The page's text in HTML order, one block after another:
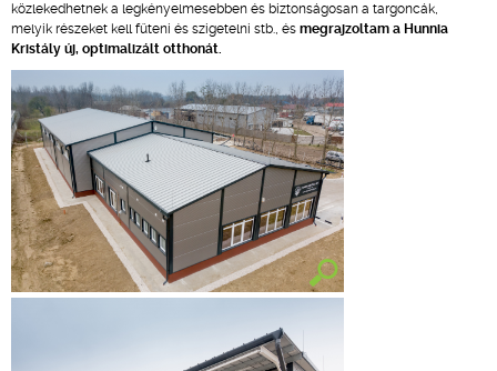
közlekedhetnek a legkényelmesebben és biztonságosan a targoncák,
melyik részeket kell fűteni és szigetelni stb., és megrajzoltam a Hunnia
Kristály új, optimalizált otthonát.